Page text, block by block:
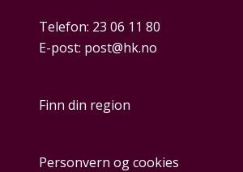
Telefon: 23 06 11 80
E-post: post@hk.no
Finn din region
Personvern og cookies